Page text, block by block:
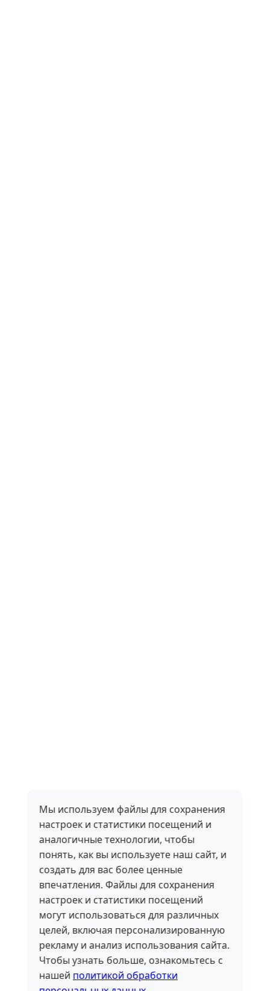
Мы используем файлы для сохранения
настроек и статистики посещений и
аналогичные технологии, чтобы
понять, как вы используете наш сайт, и
создать для вас более ценные
впечатления. Файлы для сохранения
настроек и статистики посещений
могут использоваться для различных
целей, включая персонализированную
рекламу и анализ использования сайта.
Чтобы узнать больше, ознакомьтесь с
нашей политикой обработки